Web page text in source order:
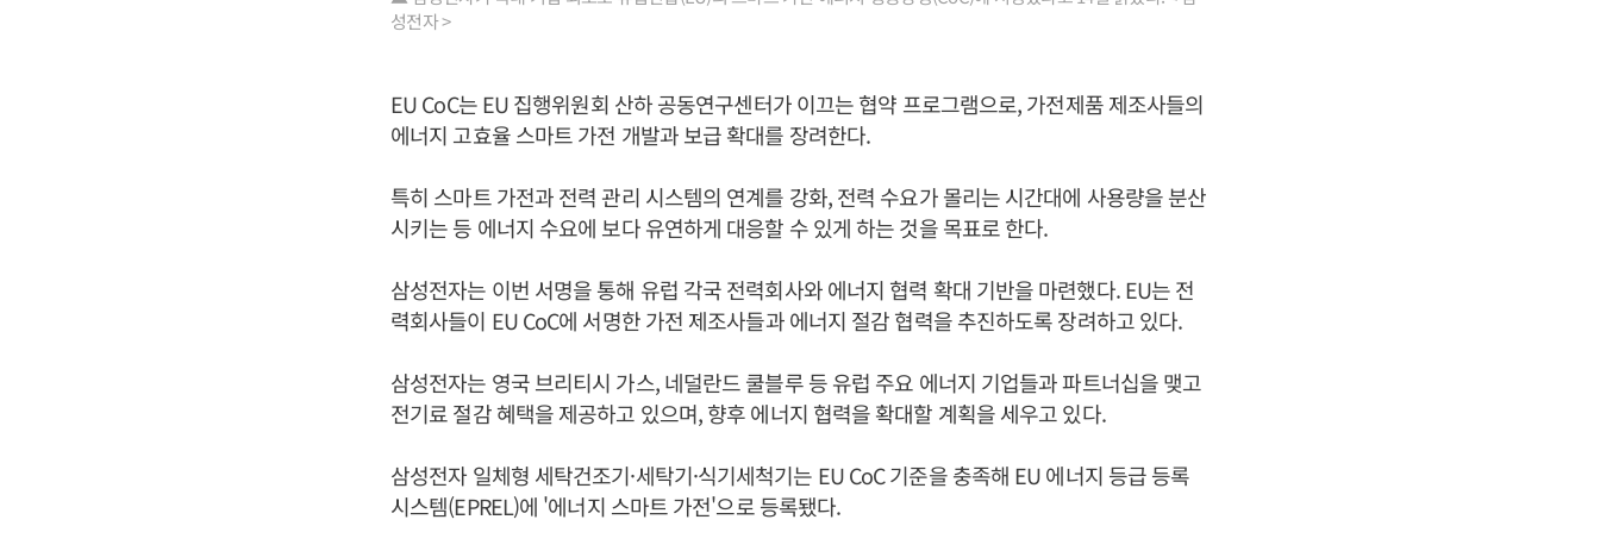
성전자 >
EU CoC는 EU 집행위원회 산하 공동연구센터가 이끄는 협약 프로그램으로, 가전제품 제조사들의
에너지 고효율 스마트 가전 개발과 보급 확대를 장려한다.
특히 스마트 가전과 전력 관리 시스템의 연계를 강화, 전력 수요가 몰리는 시간대에 사용량을 분산
시키는 등 에너지 수요에 보다 유연하게 대응할 수 있게 하는 것을 목표로 한다.
삼성전자는 이번 서명을 통해 유럽 각국 전력회사와 에너지 협력 확대 기반을 마련했다. EU는 전
력회사들이 EU CoC에 서명한 가전 제조사들과 에너지 절감 협력을 추진하도록 장려하고 있다.
삼성전자는 영국 브리티시 가스, 네덜란드 쿨블루 등 유럽 주요 에너지 기업들과 파트너십을 맺고
전기료 절감 혜택을 제공하고 있으며, 향후 에너지 협력을 확대할 계획을 세우고 있다.
삼성전자 일체형 세탁건조기·세탁기·식기세척기는 EU CoC 기준을 충족해 EU 에너지 등급 등록
시스템(EPREL)에 '에너지 스마트 가전'으로 등록됐다.